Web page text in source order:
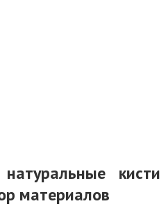
кисти
материалов